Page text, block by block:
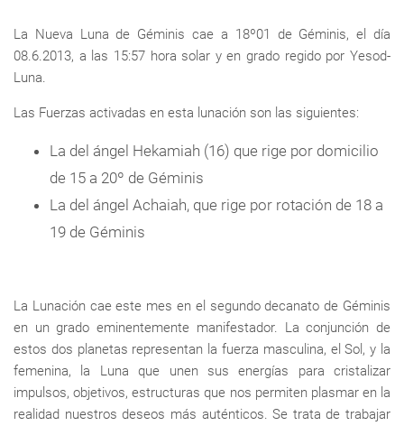
La Nueva Luna de Géminis cae a 18º01 de Géminis, el día
08.6.2013, a las 15:57 hora solar y en grado regido por Yesod-
Luna.
Las Fuerzas activadas en esta lunación son las siguientes:
La del ángel Hekamiah (16) que rige por domicilio
de 15 a 20º de Géminis
La del ángel Achaiah, que rige por rotación de 18 a
19 de Géminis
La Lunación cae este mes en el segundo decanato de Géminis
en un grado eminentemente manifestador. La conjunción de
estos dos planetas representan la fuerza masculina, el Sol, y la
femenina, la Luna que unen sus energías para cristalizar
impulsos, objetivos, estructuras que nos permiten plasmar en la
realidad nuestros deseos más auténticos. Se trata de trabajar